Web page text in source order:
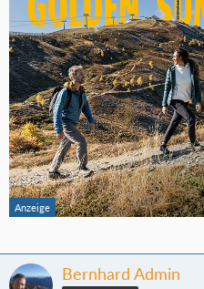
Bernhard Admin